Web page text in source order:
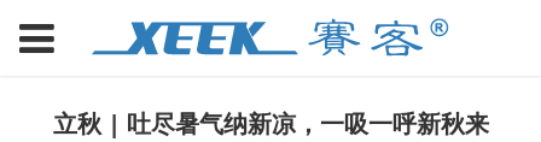
立秋 | 吐尽暑气纳新凉，一吸一呼新秋来